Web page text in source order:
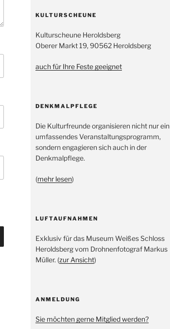
KULTURSCHEUNE
Kulturscheune Heroldsberg
Oberer Markt 19, 90562 Heroldsberg
auch für Ihre Feste geeignet
DENKMALPFLEGE
Die Kulturfreunde organisieren nicht nur ein
umfassendes Veranstaltungsprogramm,
sondern engagieren sich auch in der
Denkmalpflege.
(mehr lesen)
LUFTAUFNAHMEN
Exklusiv für das Museum Weißes Schloss
Heroldsberg vom Drohnenfotograf Markus
Müller. (zur Ansicht)
ANMELDUNG
Sie möchten gerne Mitglied werden?